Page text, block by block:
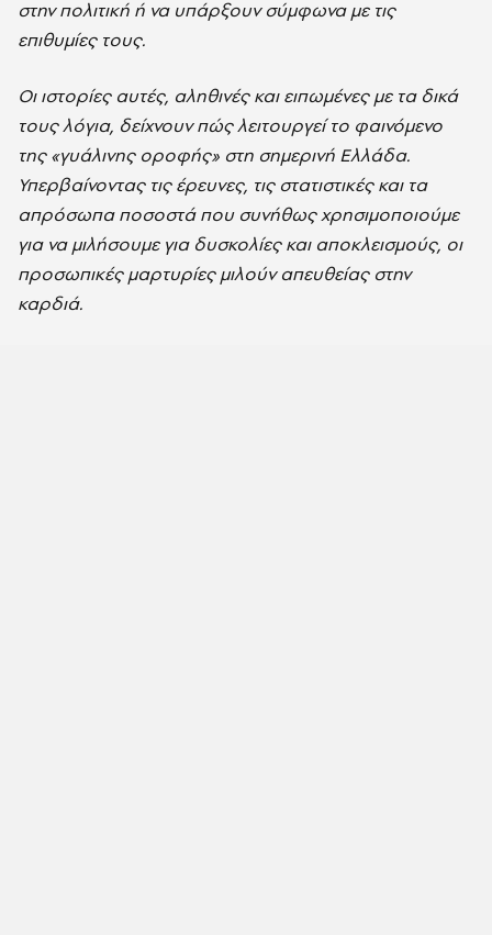
στην πολιτική ή να υπάρξουν σύμφωνα με τις
επιθυμίες τους.
Οι ιστορίες αυτές, αληθινές και ειπωμένες με τα δικά
τους λόγια, δείχνουν πώς λειτουργεί το φαινόμενο
της «γυάλινης οροφής» στη σημερινή Ελλάδα.
Υπερβαίνοντας τις έρευνες, τις στατιστικές και τα
απρόσωπα ποσοστά που συνήθως χρησιμοποιούμε
για να μιλήσουμε για δυσκολίες και αποκλεισμούς, οι
προσωπικές μαρτυρίες μιλούν απευθείας στην
καρδιά.